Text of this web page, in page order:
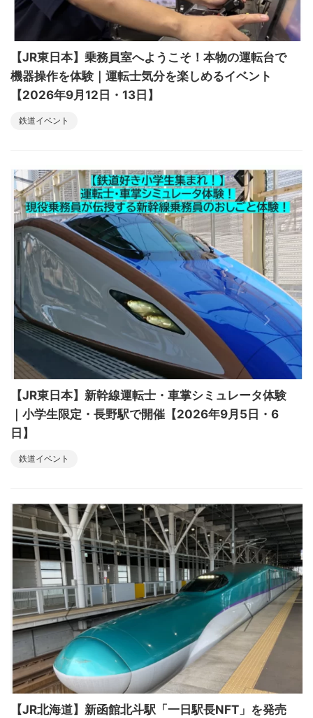
【JR東日本】乗務員室へようこそ！本物の運転台で
機器操作を体験｜運転士気分を楽しめるイベント
【2026年9月12日・13日】
鉄道イベント
【JR東日本】新幹線運転士・車掌シミュレータ体験
｜小学生限定・長野駅で開催【2026年9月5日・6
日】
鉄道イベント
【JR北海道】新函館北斗駅「一日駅長NFT」を発売